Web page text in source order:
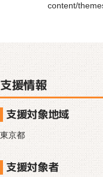
content/
支援情報
支援対象地域
東京都
支援対象者